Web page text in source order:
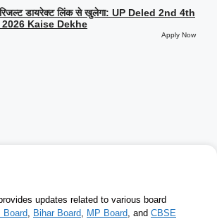
डायरेक्ट लिंक से खुलेगा: UP Deled 2nd 4th
Kaise Dekhe
Apply Now
updates related to various board
Board, Bihar Board, MP Board, and CBSE